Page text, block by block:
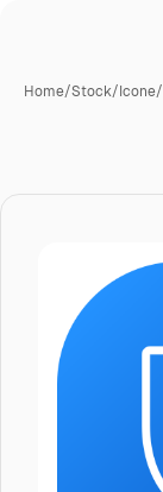
Home/Stock/Icone/